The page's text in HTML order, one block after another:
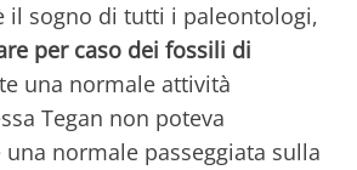
il sogno di tutti i paleontologi,
per caso dei fossili di
una normale attività
Tegan non poteva
normale passeggiata sulla